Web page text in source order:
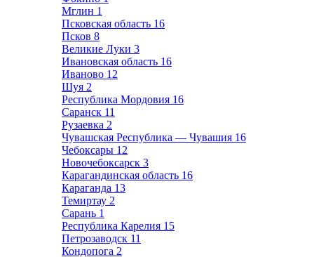
Мглин 1
Псковская область 16
Псков 8
Великие Луки 3
Ивановская область 16
Иваново 12
Шуя 2
Республика Мордовия 16
Саранск 11
Рузаевка 2
Чувашская Республика — Чувашия 16
Чебоксары 12
Новочебоксарск 3
Карагандинская область 16
Караганда 13
Темиртау 2
Сарань 1
Республика Карелия 15
Петрозаводск 11
Кондопога 2